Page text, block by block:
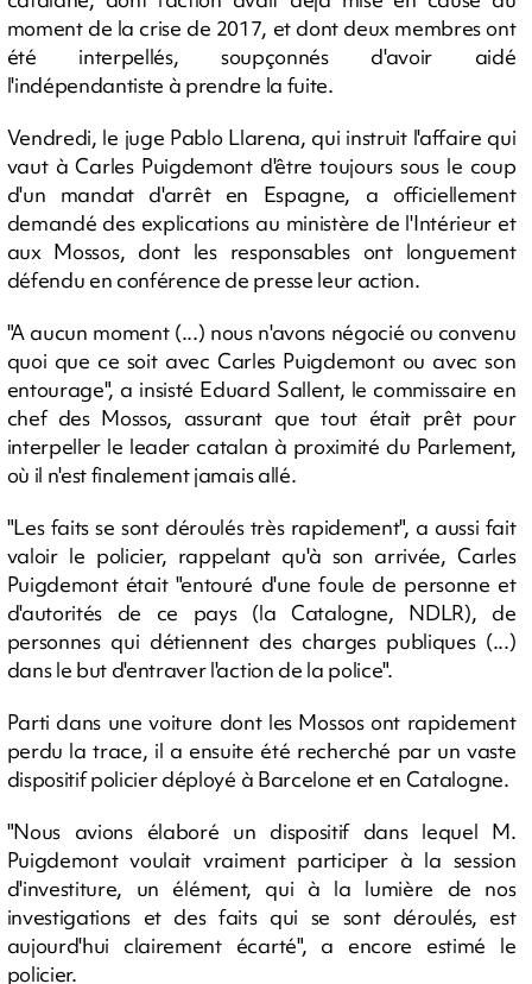
moment de la crise de 2017, et dont deux membres ont
été interpellés, soupçonnés d'avoir aidé
l'indépendantiste à prendre la fuite.
Vendredi, le juge Pablo Llarena, qui instruit l'affaire qui
vaut à Carles Puigdemont d'être toujours sous le coup
d'un mandat d'arrêt en Espagne, a officiellement
demandé des explications au ministère de l'Intérieur et
aux Mossos, dont les responsables ont longuement
défendu en conférence de presse leur action.
"A aucun moment (...) nous n'avons négocié ou convenu
quoi que ce soit avec Carles Puigdemont ou avec son
entourage", a insisté Eduard Sallent, le commissaire en
chef des Mossos, assurant que tout était prêt pour
interpeller le leader catalan à proximité du Parlement,
où il n'est finalement jamais allé.
"Les faits se sont déroulés très rapidement", a aussi fait
valoir le policier, rappelant qu'à son arrivée, Carles
Puigdemont était "entouré d'une foule de personne et
d'autorités de ce pays (la Catalogne, NDLR), de
personnes qui détiennent des charges publiques (...)
dans le but d'entraver l'action de la police".
Parti dans une voiture dont les Mossos ont rapidement
perdu la trace, il a ensuite été recherché par un vaste
dispositif policier déployé à Barcelone et en Catalogne.
"Nous avions élaboré un dispositif dans lequel M.
Puigdemont voulait vraiment participer à la session
d'investiture, un élément, qui à la lumière de nos
investigations et des faits qui se sont déroulés, est
aujourd'hui clairement écarté", a encore estimé le
policier.